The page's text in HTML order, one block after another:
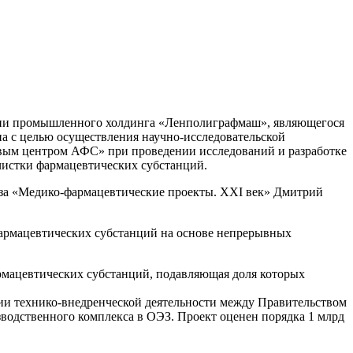
промышленного холдинга «Ленполиграфмаш», являющегося
целью осуществления научно-исследовательской
центром АФС» при проведении исследований и разработке
фармацевтических субстанций.
«Медико-фармацевтические проекты. XXI век» Дмитрий
субстанций на основе непрерывных
субстанций, подавляющая доля которых
технико-внедренческой деятельности между Правительством
комплекса в ОЭЗ. Проект оценен порядка 1 млрд